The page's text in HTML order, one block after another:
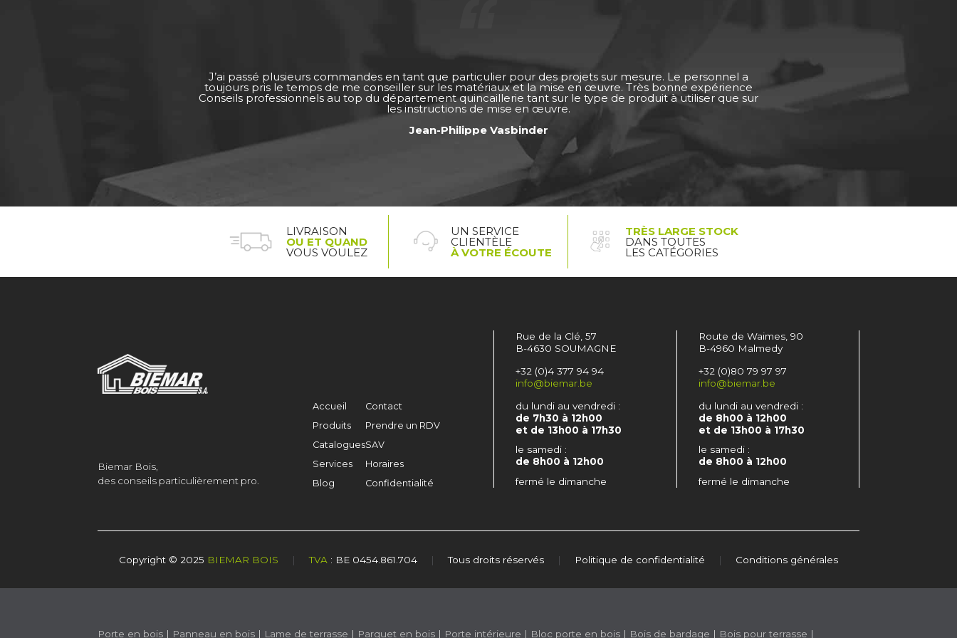
J’ai passé plusieurs commandes en tant que particulier pour des projets sur mesure. Le personnel a
toujours pris le temps de me conseiller sur les matériaux et la mise en œuvre. Très bonne expérience
Conseils professionnels au top du département quincaillerie tant sur le type de produit à utiliser que sur
les instructions de mise en œuvre.
Jean-Philippe Vasbinder
LIVRAISON
OU ET QUAND
VOUS VOULEZ
UN SERVICE
CLIENTÈLE
À VOTRE ÉCOUTE
TRÈS LARGE STOCK
DANS TOUTES
LES CATÉGORIES
Biemar Bois,
des conseils particulièrement pro.
Accueil
Produits
Catalogues
Services
Blog
Contact
Prendre un RDV
SAV
Horaires
Confidentialité
Rue de la Clé, 57
B-4630 SOUMAGNE
+32 (0)4 377 94 94
info@biemar.be
du lundi au vendredi :
de 7h30 à 12h00
et de 13h00 à 17h30
le samedi :
de 8h00 à 12h00
fermé le dimanche
Route de Waimes, 90
B-4960 Malmedy
+32 (0)80 79 97 97
info@biemar.be
du lundi au vendredi :
de 8h00 à 12h00
et de 13h00 à 17h30
le samedi :
de 8h00 à 12h00
fermé le dimanche
Copyright © 2025 BIEMAR BOIS | TVA : BE 0454.861.704 | Tous droits réservés | Politique de confidentialité | Conditions générales
Porte en bois | Panneau en bois | Lame de terrasse | Parquet en bois | Porte intérieure | Bloc porte en bois | Bois de bardage | Bois pour terrasse |